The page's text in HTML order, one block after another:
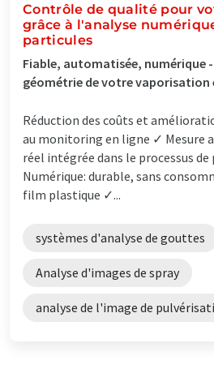
Contrôle de qualité pour
grâce à l'analyse
particules
Fiable, automatisée, numérique -
géométrie de votre vaporisation
Réduction des coûts et
au monitoring en ligne ✓ Mesure
réel intégrée dans le processus
Numérique: durable, sans
film plastique ✓...
systèmes d'analyse de gouttes
Analyse d'images de spray
analyse de l'image de